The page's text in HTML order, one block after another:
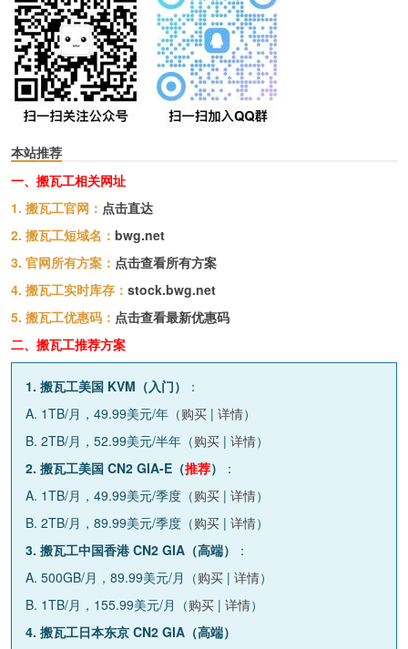
本站推荐
一、搬瓦工相关网址
1. 搬瓦工官网： 点击直达
2. 搬瓦工短域名： bwg.net
3. 官网所有方案： 点击查看所有方案
4. 搬瓦工实时库存： stock.bwg.net
5. 搬瓦工优惠码： 点击查看最新优惠码
二、搬瓦工推荐方案
1. 搬瓦工美国 KVM（入门）
：
A. 1TB/月，49.99美元/年（购买 | 详情）
B. 2TB/月，52.99美元/半年（购买 | 详情）
2. 搬瓦工美国 CN2 GIA-E（推荐）
：
A. 1TB/月，49.99美元/季度（购买 | 详情）
B. 2TB/月，89.99美元/季度（购买 | 详情）
3. 搬瓦工中国香港 CN2 GIA（高端）
：
A. 500GB/月，89.99美元/月（购买 | 详情）
B. 1TB/月，155.99美元/月（购买 | 详情）
4. 搬瓦工日本东京 CN2 GIA（高端）